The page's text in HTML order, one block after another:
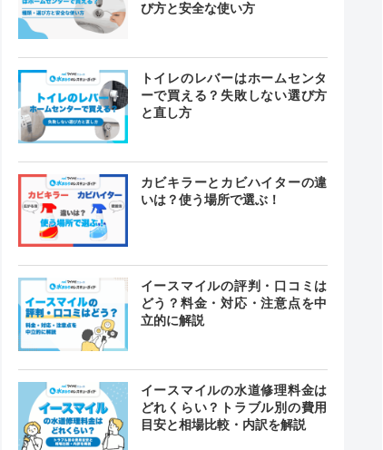
び方と安全な使い方
トイレのレバーはホームセンタ
ーで買える？失敗しない選び方
と直し方
カビキラーとカビハイターの違
いは？使う場所で選ぶ！
イースマイルの評判・口コミは
どう？料金・対応・注意点を中
立的に解説
イースマイルの水道修理料金は
どれくらい？トラブル別の費用
目安と相場比較・内訳を解説